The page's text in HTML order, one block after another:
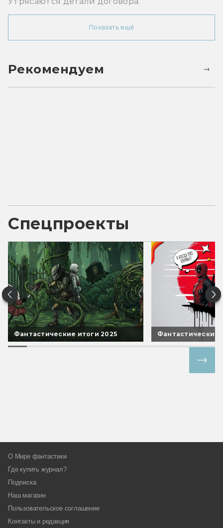
Показать ещё
Рекомендуем
Спецпроекты
Фантастические итоги 2025 Фантастические
О Мире фантастики
Где купить журнал?
Подписка
Наш магазин
Пользовательское соглашение
Контакты и редакция